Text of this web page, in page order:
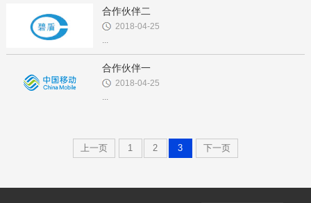
合作伙伴二
2018-04-25
...
合作伙伴一
2018-04-25
...
上一页 1 2 3 下一页